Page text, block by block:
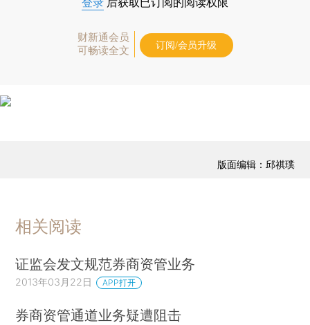
财新通会员
可畅读全文
订阅/会员升级
版面编辑：邱祺璞
相关阅读
证监会发文规范券商资管业务
2013年03月22日 APP打开
券商资管通道业务疑遭阻击